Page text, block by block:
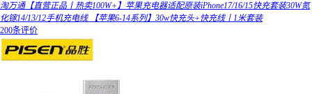
淘万通【直营正品丨热卖100W+】苹果充电器适配原装iPhone17/16/15快充套装30W氮
化镓14/13/12手机充电线 【苹果6-14系列】30w快充头+快充线丨1米套装
200条评价